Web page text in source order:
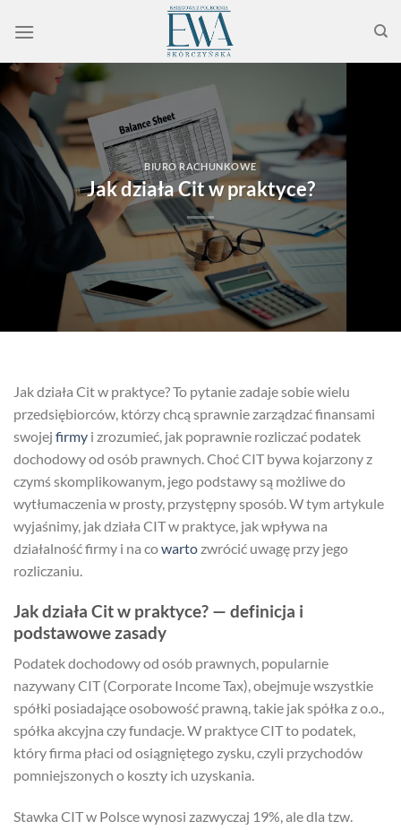
BIURO RACHUNKOWE
Jak działa Cit w praktyce?
Jak działa Cit w praktyce? To pytanie zadaje sobie wielu
przedsiębiorców, którzy chcą sprawnie zarządzać finansami
swojej firmy i zrozumieć, jak poprawnie rozliczać podatek
dochodowy od osób prawnych. Choć CIT bywa kojarzony z
czymś skomplikowanym, jego podstawy są możliwe do
wytłumaczenia w prosty, przystępny sposób. W tym artykule
wyjaśnimy, jak działa CIT w praktyce, jak wpływa na
działalność firmy i na cowartozwrócić uwagę przy jego
rozliczaniu.
Jak działa Cit w praktyce? — definicja i
podstawowe zasady
Podatek dochodowy od osób prawnych, popularnie
nazywany CIT (Corporate Income Tax), obejmuje wszystkie
spółki posiadające osobowość prawną, takie jak spółka z o.o.,
spółka akcyjna czy fundacje. W praktyce CIT to podatek,
który firma płaci od osiągniętego zysku, czyli przychodów
pomniejszonych o koszty ich uzyskania.
Stawka CIT w Polsce wynosi zazwyczaj 19%, ale dla tzw.